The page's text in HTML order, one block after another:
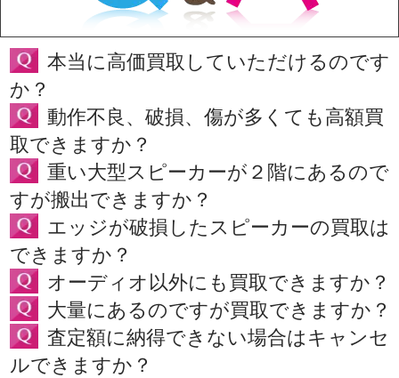
本当に高価買取していただけるのです
か？
動作不良、破損、傷が多くても高額買
取できますか？
重い大型スピーカーが２階にあるので
すが搬出できますか？
エッジが破損したスピーカーの買取は
できますか？
オーディオ以外にも買取できますか？
大量にあるのですが買取できますか？
査定額に納得できない場合はキャンセ
ルできますか？